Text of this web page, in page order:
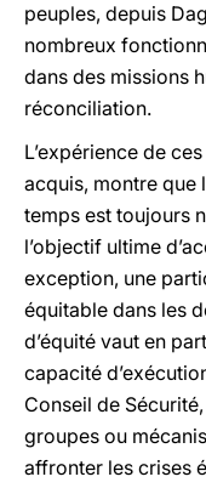
peuples, depuis
nombreux
dans des missions
réconciliation.
L’expérience de
acquis, montre que
temps est toujours
l’objectif ultime
exception, une
équitable dans les
d’équité vaut en
capacité
Conseil de
groupes ou
affronter les crises